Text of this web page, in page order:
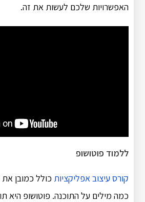
האפשרויות שלכם לעשות את זה.
ללמוד פוטושופ
קורס עיצוב אפליקציות כולל כמובן את
כמה מילים על התוכנה. פוטושופ היא